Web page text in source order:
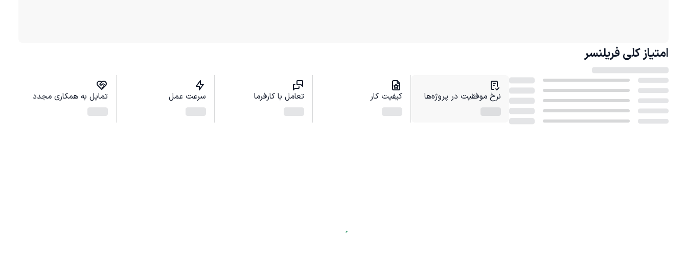
امتیاز کلی فریلنسر
نرخ موفقیت در پروژه‌ها کیفیت کار تعامل با کارفرما سرعت عمل تمایل به همکاری مجدد